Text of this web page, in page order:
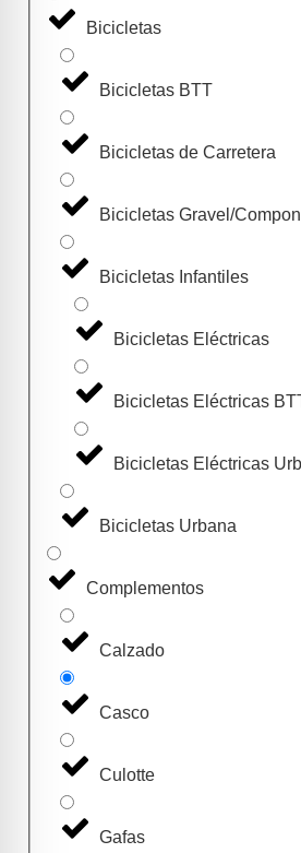
Bicicletas
Bicicletas BTT
Bicicletas de Carretera
Bicicletas Gravel/
Bicicletas Infantiles
Bicicletas Eléctricas
Bicicletas Eléctricas
Bicicletas Eléctricas
Bicicletas Urbana
Complementos
Calzado
Casco
Culotte
Gafas